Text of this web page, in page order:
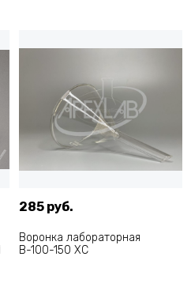
285 руб.
Воронка лабораторная
В-100-150 ХС